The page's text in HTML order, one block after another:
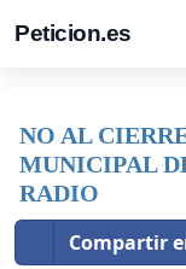
Peticion.es
NO AL
MUNICIPAL
RADIO
Compartir